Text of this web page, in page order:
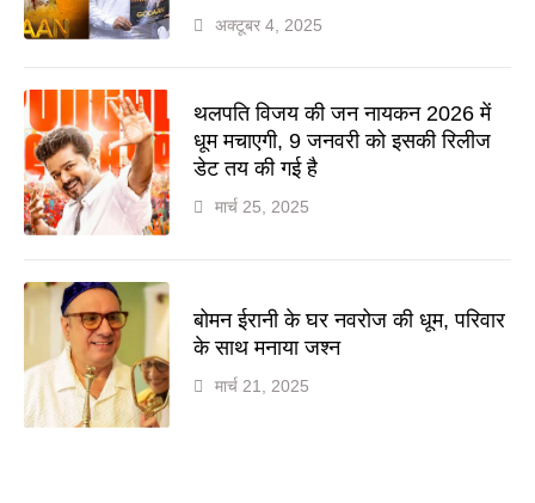
अक्टूबर 4, 2025
थलपति विजय की जन नायकन 2026 में
धूम मचाएगी, 9 जनवरी को इसकी रिलीज
डेट तय की गई है
मार्च 25, 2025
बोमन ईरानी के घर नवरोज की धूम, परिवार
के साथ मनाया जश्न
मार्च 21, 2025